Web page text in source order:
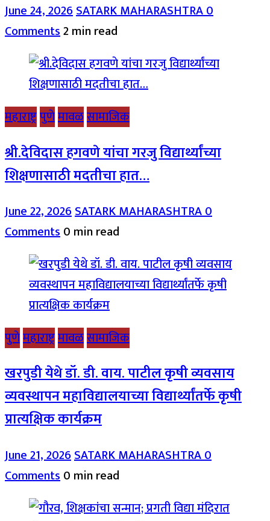
June 24, 2026SATARK MAHARASHTRA0
Comments2 min read
महाराष्ट्रपुणेमावळसामाजिक
श्री.देविदास हगवणे यांचा गरजु विद्यार्थ्यांच्या
शिक्षणासाठी मदतीचा हात…
June 22, 2026SATARK MAHARASHTRA0
Comments0 min read
पुणेमहाराष्ट्रमावळसामाजिक
खरपुडी येथे डॉ. डी. वाय. पाटील कृषी व्यवसाय
व्यवस्थापन महाविद्यालयाच्या विद्यार्थ्यांतर्फे कृषी
प्रात्यक्षिक कार्यक्रम
June 21, 2026SATARK MAHARASHTRA0
Comments0 min read